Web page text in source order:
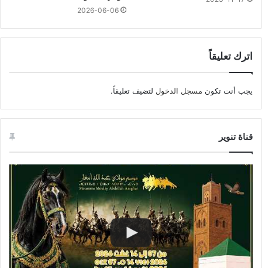
2026-06-06
اترك تعليقاً
يجب أنت تكون مسجل الدخول لتضيف تعليقاً.
قناة تنوير